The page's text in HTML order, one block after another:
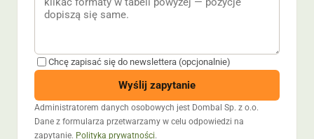
Chcę zapisać się do newslettera (opcjonalnie)
Wyślij zapytanie
Administratorem danych osobowych jest Dombal Sp. z o.o.
Dane z formularza przetwarzamy w celu odpowiedzi na
zapytanie. Polityka prywatności.